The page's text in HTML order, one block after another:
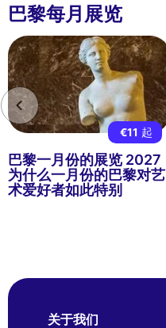
巴黎每月展览
€11 起
巴黎一月份的展览 2027
为什么一月份的巴黎对艺
术爱好者如此特别
关于我们